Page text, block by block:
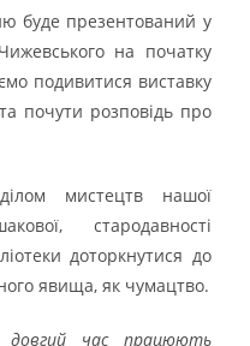
буде презентований у
на початку
подивитися виставку
почути розповідь про
мистецтв нашої
стародавності
доторкнутися до
явища, як чумацтво.
довгий час працюють